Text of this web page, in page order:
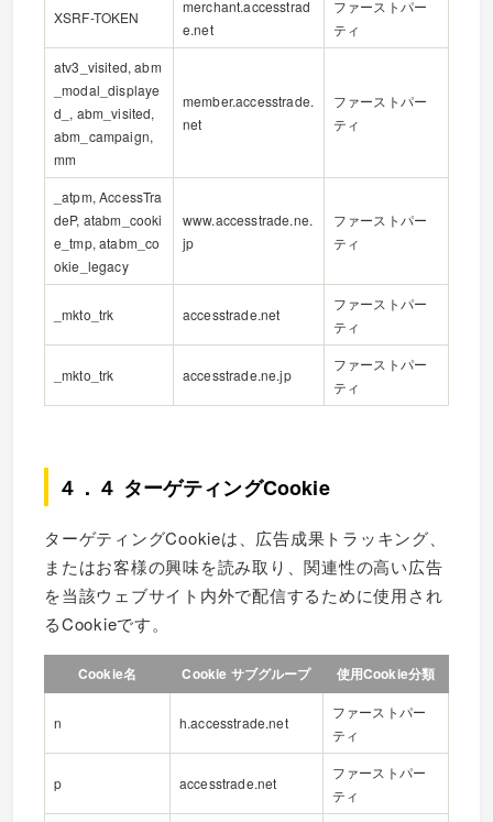
XSRF-TOKEN
merchant.accesstrad
e.net
ファーストパー
ティ
atv3_visited, abm
_modal_displaye
d_, abm_visited,
abm_campaign,
mm
member.accesstrade.
net
ファーストパー
ティ
_atpm, AccessTra
deP, atabm_cooki
e_tmp, atabm_co
okie_legacy
www.accesstrade.ne.
jp
ファーストパー
ティ
_mkto_trk accesstrade.net
ファーストパー
ティ
_mkto_trk accesstrade.ne.jp
ファーストパー
ティ
４．４ ターゲティングCookie
ターゲティングCookieは、広告成果トラッキング、
またはお客様の興味を読み取り、関連性の高い広告
を当該ウェブサイト内外で配信するために使用され
るCookieです。
Cookie名 Cookie サブグループ 使用Cookie分類
n h.accesstrade.net
ファーストパー
ティ
p accesstrade.net
ファーストパー
ティ